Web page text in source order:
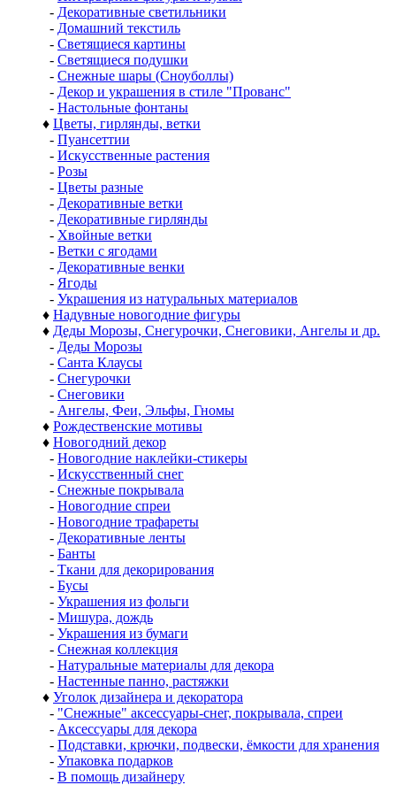
- Декоративные светильники
- Домашний текстиль
- Светящиеся картины
- Светящиеся подушки
- Снежные шары (Сноуболлы)
- Декор и украшения в стиле "Прованс"
- Настольные фонтаны
♦ Цветы, гирлянды, ветки
- Пуансеттии
- Искусственные растения
- Розы
- Цветы разные
- Декоративные ветки
- Декоративные гирлянды
- Хвойные ветки
- Ветки с ягодами
- Декоративные венки
- Ягоды
- Украшения из натуральных материалов
♦ Надувные новогодние фигуры
♦ Деды Морозы, Снегурочки, Снеговики, Ангелы и др.
- Деды Морозы
- Санта Клаусы
- Снегурочки
- Снеговики
- Ангелы, Феи, Эльфы, Гномы
♦ Рождественские мотивы
♦ Новогодний декор
- Новогодние наклейки-стикеры
- Искусственный снег
- Снежные покрывала
- Новогодние спреи
- Новогодние трафареты
- Декоративные ленты
- Банты
- Ткани для декорирования
- Бусы
- Украшения из фольги
- Мишура, дождь
- Украшения из бумаги
- Снежная коллекция
- Натуральные материалы для декора
- Настенные панно, растяжки
♦ Уголок дизайнера и декоратора
- "Снежные" аксессуары-снег, покрывала, спреи
- Аксессуары для декора
- Подставки, крючки, подвески, ёмкости для хранения
- Упаковка подарков
- В помощь дизайнеру